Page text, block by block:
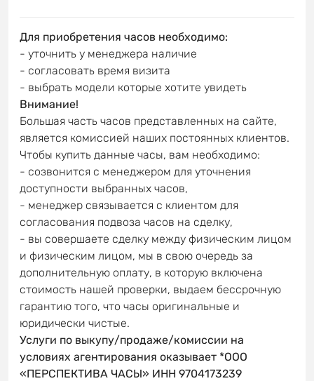
Для приобретения часов необходимо:
- уточнить у менеджера наличие
- согласовать время визита
- выбрать модели которые хотите увидеть
Внимание!
Большая часть часов представленных на сайте,
является комиссией наших постоянных клиентов.
Чтобы купить данные часы, вам необходимо:
- созвонится с менеджером для уточнения
доступности выбранных часов,
- менеджер связывается с клиентом для
согласования подвоза часов на сделку,
- вы совершаете сделку между физическим лицом
и физическим лицом, мы в свою очередь за
дополнительную оплату, в которую включена
стоимость нашей проверки, выдаем бессрочную
гарантию того, что часы оригинальные и
юридически чистые.
Услуги по выкупу/продаже/комиссии на
условиях агентирования оказывает *ООО
«ПЕРСПЕКТИВА ЧАСЫ» ИНН 9704173239